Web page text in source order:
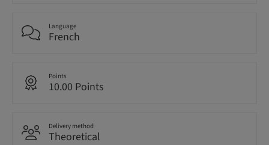
Language
French
Points
10.00 Points
Delivery method
Theoretical